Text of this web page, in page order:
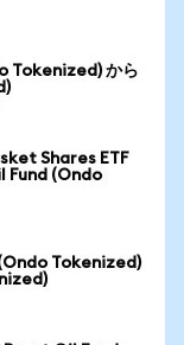
Tokenized) から
Shares ETF
Fund (Ondo
Tokenized)